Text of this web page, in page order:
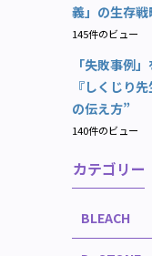
義」の生存戦
145件のビュー
「失敗事例
『しくじり
の伝え方”
140件のビュー
カテゴリー
BLEACH